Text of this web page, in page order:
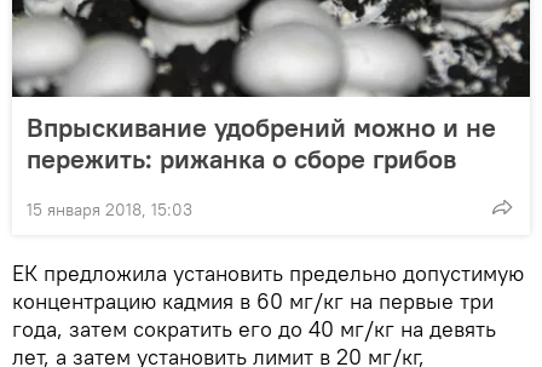
Впрыскивание удобрений можно и не
пережить: рижанка о сборе грибов
15 января 2018, 15:03
ЕК предложила установить предельно допустимую
концентрацию кадмия в 60 мг/кг на первые три
года, затем сократить его до 40 мг/кг на девять
лет, а затем установить лимит в 20 мг/кг,